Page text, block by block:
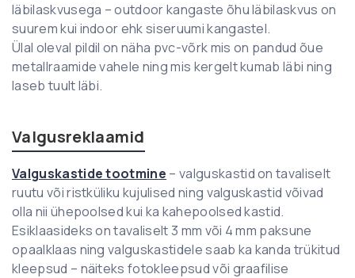
läbilaskvusega – outdoor kangaste õhu läbilaskvus on
suurem kui indoor ehk siseruumi kangastel.
Ülal oleval pildil on näha pvc-võrk mis on pandud õue
metallraamide vahele ning mis kergelt kumab läbi ning
laseb tuult läbi.
Valgusreklaamid
Valguskastide tootmine – valguskastid on tavaliselt
ruutu või ristküliku kujulised ning valguskastid võivad
olla nii ühepoolsed kui ka kahepoolsed kastid.
Esiklaasideks on tavaliselt 3 mm või 4 mm paksune
opaalklaas ning valguskastidele saab ka kanda trükitud
kleepsud – näiteks fotokleepsud või graafilise